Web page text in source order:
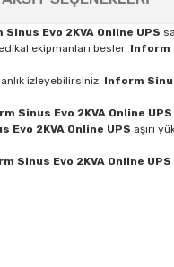
Evo 2KVA Online UPS
ekipmanları besler. Inform
izleyebilirsiniz. Inform
Sinus Evo 2KVA Online UPS
Evo 2KVA Online UPS aşırı
Sinus Evo 2KVA Online UPS